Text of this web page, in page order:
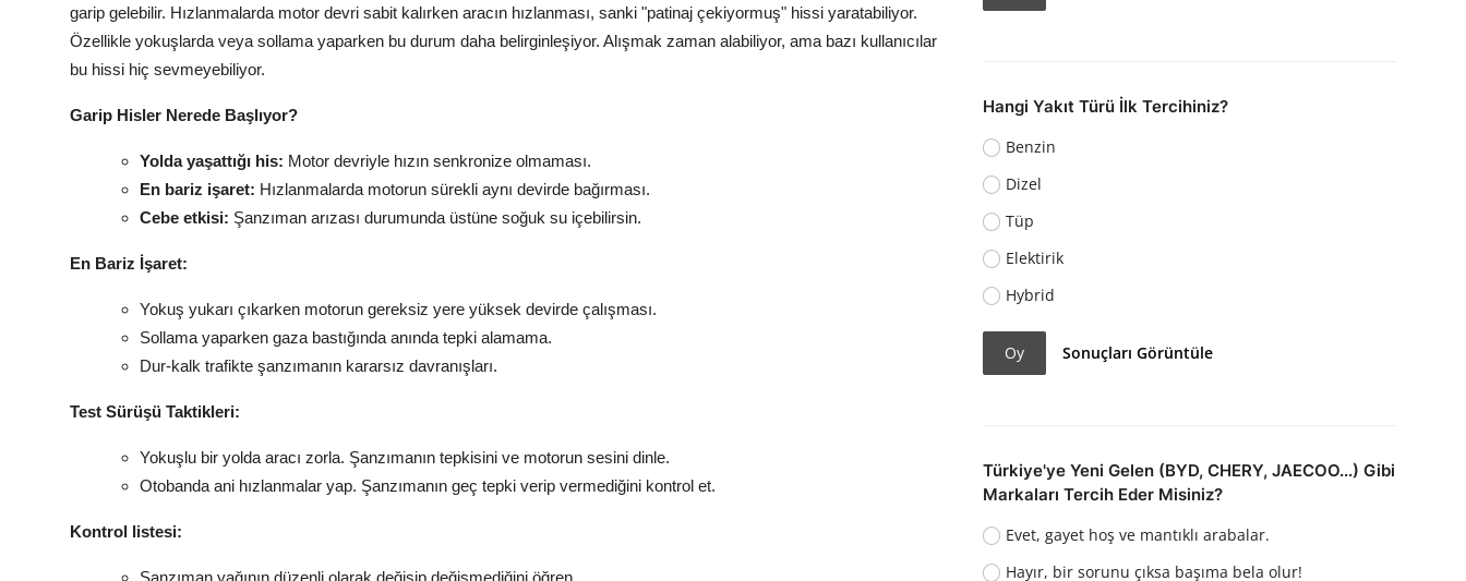
garip gelebilir. Hızlanmalarda motor devri sabit kalırken aracın hızlanması, sanki "patinaj çekiyormuş" hissi yaratabiliyor.
Özellikle yokuşlarda veya sollama yaparken bu durum daha belirginleşiyor. Alışmak zaman alabiliyor, ama bazı kullanıcılar
bu hissi hiç sevmeyebiliyor.
Garip Hisler Nerede Başlıyor?
Yolda yaşattığı his: Motor devriyle hızın senkronize olmaması.
En bariz işaret: Hızlanmalarda motorun sürekli aynı devirde bağırması.
Cebe etkisi: Şanzıman arızası durumunda üstüne soğuk su içebilirsin.
En Bariz İşaret:
Yokuş yukarı çıkarken motorun gereksiz yere yüksek devirde çalışması.
Sollama yaparken gaza bastığında anında tepki alamama.
Dur-kalk trafikte şanzımanın kararsız davranışları.
Test Sürüşü Taktikleri:
Yokuşlu bir yolda aracı zorla. Şanzımanın tepkisini ve motorun sesini dinle.
Otobanda ani hızlanmalar yap. Şanzımanın geç tepki verip vermediğini kontrol et.
Kontrol listesi:
Şanzıman yağının düzenli olarak değişip değişmediğini öğren.
Hangi Yakıt Türü İlk Tercihiniz?
Benzin
Dizel
Tüp
Elektirik
Hybrid
Oy Sonuçları Görüntüle
Türkiye'ye Yeni Gelen (BYD, CHERY, JAECOO...) Gibi
Markaları Tercih Eder Misiniz?
Evet, gayet hoş ve mantıklı arabalar.
Hayır, bir sorunu çıksa başıma bela olur!